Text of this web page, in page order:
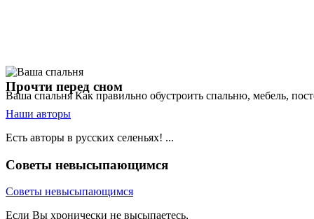
Ваша спальняКак правильно обустроить спальню, мебель,
Прочти перед сном
Наши авторы
Есть авторы в русских селеньях! ...
Советы невысыпающимся
Советы невысыпающимся
Если Вы хронически не высыпаетесь,